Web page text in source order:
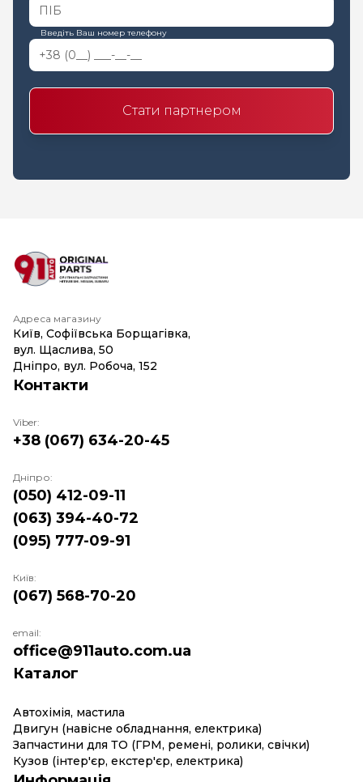
Введіть Ваш номер телефону
Стати партнером
Адреса магазину
Київ, Софіївська Борщагівка,
вул. Щаслива, 50
Дніпро, вул. Робоча, 152
Каталог
Автохімія, мастила
Двигун (навісне обладнання, електрика)
Запчастини для ТО (ГРМ, ремені, ролики, свічки)
Кузов (інтер'єр, екстер'єр, електрика)
Контакти
Viber:
+38 (067) 634-20-45
Дніпро:
(050) 412-09-11
(063) 394-40-72
(095) 777-09-91
Київ:
(067) 568-70-20
email:
office@911auto.com.ua